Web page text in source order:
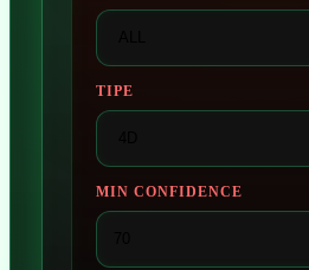
TIPE
MIN CONFIDENCE